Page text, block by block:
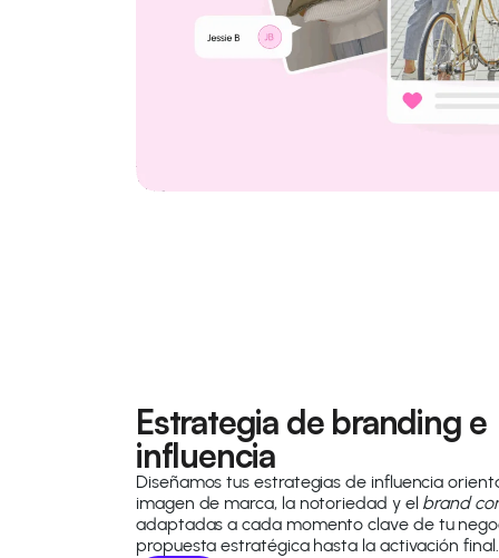
Estrategia de branding e
influencia
Diseñamos tus estrategias de influencia
imagen de marca, la notoriedad y el brand
adaptadas a cada momento clave de tu
propuesta estratégica hasta la activación final.